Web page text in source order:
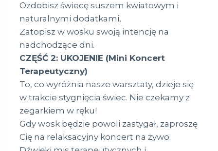
Ozdobisz świecę suszem kwiatowym i
naturalnymi dodatkami,
Zatopisz w wosku swoją intencję na
nadchodzące dni.
CZĘŚĆ 2: UKOJENIE (Mini Koncert
Terapeutyczny)
To, co wyróżnia nasze warsztaty, dzieje się
w trakcie stygnięcia świec. Nie czekamy z
zegarkiem w ręku!
Gdy wosk będzie powoli zastygał, zaproszę
Cię na relaksacyjny koncert na żywo.